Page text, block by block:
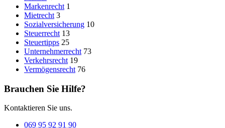
Markenrecht 1
Mietrecht 3
Sozialversicherung 10
Steuerrecht 13
Steuertipps 25
Unternehmerrecht 73
Verkehrsrecht 19
Vermögensrecht 76
Brauchen Sie Hilfe?
Kontaktieren Sie uns.
069 95 92 91 90